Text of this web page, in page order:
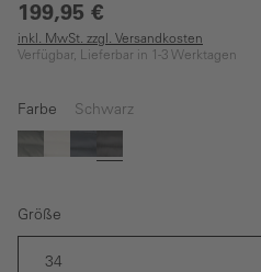
199,95 €
inkl. MwSt. zzgl. Versandkosten
Verfügbar, Lieferbar in 1-3 Werktagen
Farbe Schwarz
Grün WeißBlauSchwarz
Größe
34